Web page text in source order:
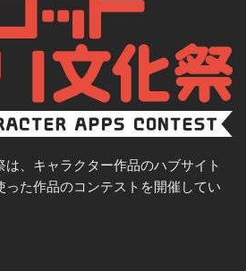
、キャラクター作品のハブサイト
った作品のコンテストを開催してい